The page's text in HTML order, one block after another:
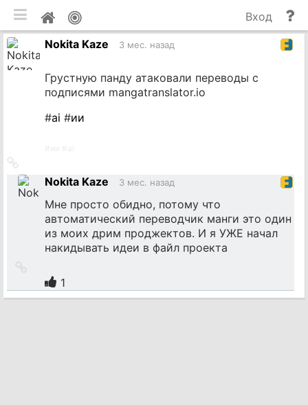
Мой
профиль
и
Вход
Nokita Kaze
3 мес. назад
Грустную панду атаковали переводы с
подписями mangatranslator.io
#ai #ии
на
источникNokita Kaze 3 мес. назад
Мне просто обидно, потому что
автоматический переводчик манги это один
из моих дрим проджектов. И я УЖЕ начал
накидывать идеи в файл проекта
источник
1
мобильная версия